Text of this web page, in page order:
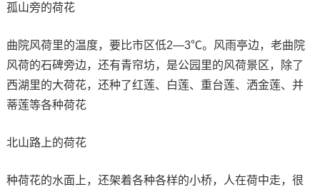
孤山旁的荷花
曲院风荷里的温度，要比市区低2—3℃。风雨亭边，老曲院
风荷的石碑旁边，还有青帘坊，是公园里的风荷景区，除了
西湖里的大荷花，还种了红莲、白莲、重台莲、洒金莲、并
蒂莲等各种荷花
北山路上的荷花
种荷花的水面上，还架着各种各样的小桥，人在荷中走，很